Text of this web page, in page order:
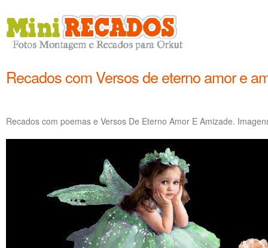
Recados com Versos de eterno amor e
Recados com poemas e Versos De Eterno Amor E Amizade.